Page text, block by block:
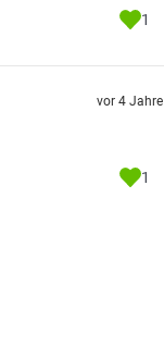
1
vor 4 Jahre
1